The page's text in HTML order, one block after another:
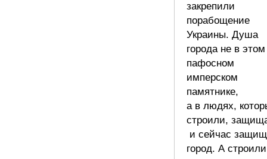
закрепили
порабощение
Украины. Душа
города не в этом
пафосном
имперском
памятнике,
а в людях,
строили,
и сейчас
город. А строили